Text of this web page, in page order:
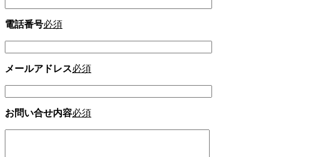
電話番号必須
メールアドレス必須
お問い合せ内容必須